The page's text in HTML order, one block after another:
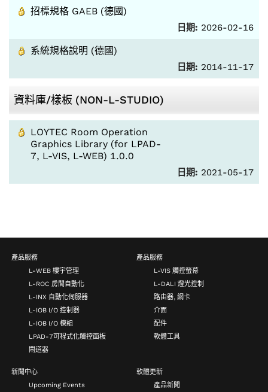
招標規格 GAEB (德國)
日期: 2026-02-16
系統規格說明 (德國)
日期: 2014-11-17
資料庫/樣板 (NON-L-STUDIO)
LOYTEC Room Operation
Graphics Library (for LPAD-
7, L-VIS, L-WEB) 1.0.0
日期: 2021-05-17
產品服務
L-WEB 樓宇管理
L-ROC 房間自動化
L-INX 自動化伺服器
L-IOB I/O 控制器
L-IOB I/O 模組
LPAD-7可程式化觸控面板
閘道器
產品服務
L-VIS 觸控螢幕
L-DALI 燈光控制
路由器, 網卡
介面
配件
軟體工具
新聞中心
Upcoming Events
軟體更新
產品新聞